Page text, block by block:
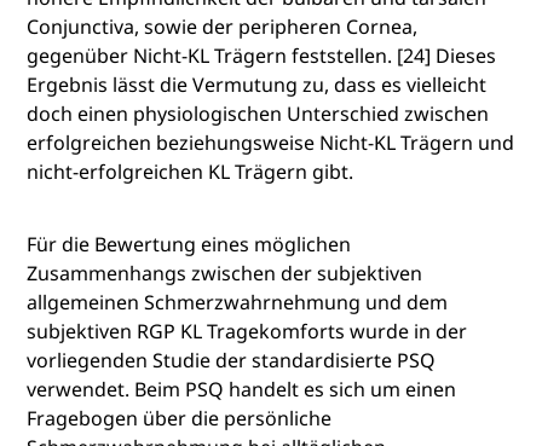
Conjunctiva, sowie der peripheren Cornea,
gegenüber Nicht-KL Trägern feststellen. [24] Dieses
Ergebnis lässt die Vermutung zu, dass es vielleicht
doch einen physiologischen Unterschied zwischen
erfolgreichen beziehungsweise Nicht-KL Trägern und
nicht-erfolgreichen KL Trägern gibt.
Für die Bewertung eines möglichen
Zusammenhangs zwischen der subjektiven
allgemeinen Schmerzwahrnehmung und dem
subjektiven RGP KL Tragekomforts wurde in der
vorliegenden Studie der standardisierte PSQ
verwendet. Beim PSQ handelt es sich um einen
Fragebogen über die persönliche